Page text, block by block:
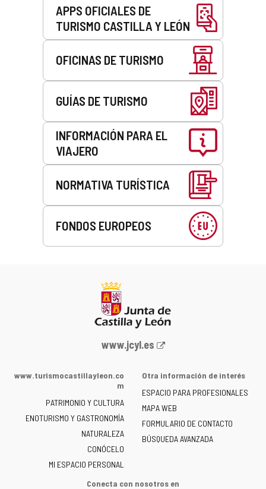
APPS OFICIALES DE
TURISMO CASTILLA Y LEÓN
OFICINAS DE TURISMO
GUÍAS DE TURISMO
INFORMACIÓN PARA EL
VIAJERO
NORMATIVA TURÍSTICA
FONDOS EUROPEOS
Portal
la
de
Castilla
y
León
-
www.jcyl.es
www.turismocastillayleon.co
m
PATRIMONIO Y CULTURA
ENOTURISMO Y GASTRONOMÍA
NATURALEZA
CONÓCELO
MI ESPACIO PERSONAL
Otra información de interés
ESPACIO PARA PROFESIONALES
MAPA WEB
FORMULARIO DE CONTACTO
BÚSQUEDA AVANZADA
Conecta con nosotros en